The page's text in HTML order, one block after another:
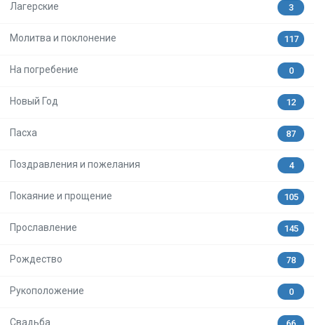
Лагерские 3
Молитва и поклонение 117
На погребение 0
Новый Год 12
Пасха 87
Поздравления и пожелания 4
Покаяние и прощение 105
Прославление 145
Рождество 78
Рукоположение 0
Свадьба